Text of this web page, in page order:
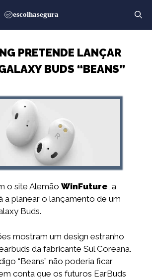
PRETENDE LANÇAR
BUDS “BEANS”
o site Alemão WinFuture, a
a planear o lançamento de um
Buds.
mostram um design estranho
da fabricante Sul Coreana.
“Beans” não poderia ficar
conta que os futuros EarBuds